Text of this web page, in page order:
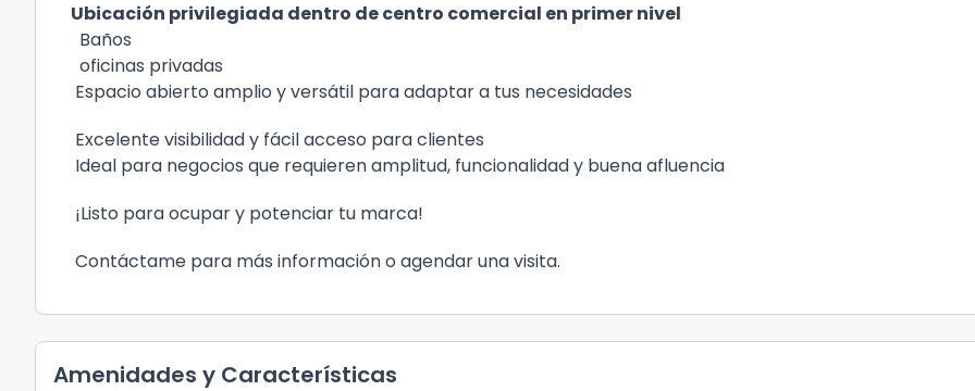
Ubicación privilegiada dentro de centro comercial en primer nivel
Baños
oficinas privadas
Espacio abierto amplio y versátil para adaptar a tus necesidades
Excelente visibilidad y fácil acceso para clientes
Ideal para negocios que requieren amplitud, funcionalidad y buena afluencia
¡Listo para ocupar y potenciar tu marca!
Contáctame para más información o agendar una visita.
Amenidades y Características